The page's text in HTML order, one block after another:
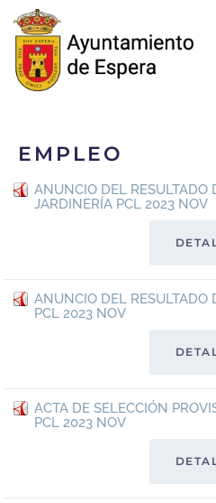
Skip to main content
EMPLEO
ANUNCIO DEL RESULTADO
JARDINERÍA PCL 2023 NOV
ANUNCIO DEL RESULTADO
PCL 2023 NOV
ACTA DE SELECCIÓN
PCL 2023 NOV